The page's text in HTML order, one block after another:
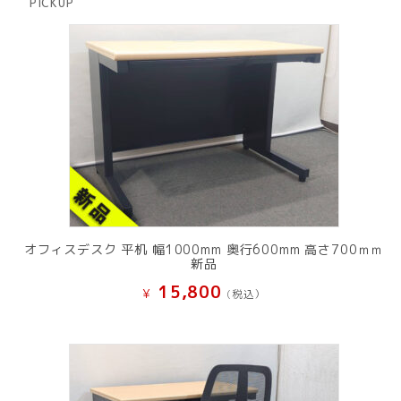
PICKUP
オフィスデスク 平机 幅1000mm 奥行600mm 高さ700ｍｍ
新品
¥ 15,800 (税込）